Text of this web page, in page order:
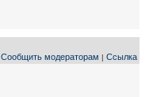
Сообщить модераторам Ссылка